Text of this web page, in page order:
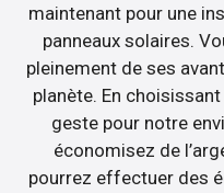
maintenant pour une
panneaux solaires.
pleinement de ses
planète. En
geste pour notre
économisez de
pourrez effectuer des